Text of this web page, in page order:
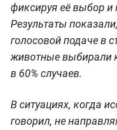
фиксируя её выбор и
Результаты
голосовой подаче в
животные выбирали
в 60% случаев.
В ситуациях, когда
говорил, не